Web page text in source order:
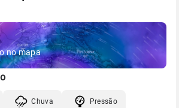
no mapa
Chuva Pressão